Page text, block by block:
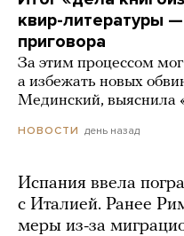
квир-литературы
приговора
За этим процессом
а избежать новых
Мединский, выяснила
НОВОСТИ день назад
Испания ввела
с Италией. Ранее
меры из-за